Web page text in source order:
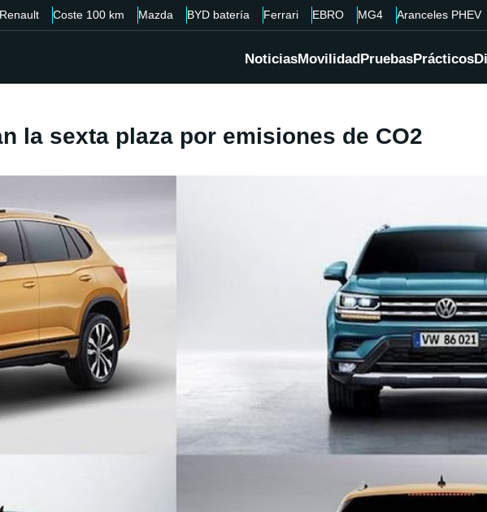
Renault Coste 100 km Mazda BYD batería Ferrari EBRO MG4 Aranceles PHEV
NoticiasMovilidadPruebasPrácticos
la sexta plaza por emisiones de CO2